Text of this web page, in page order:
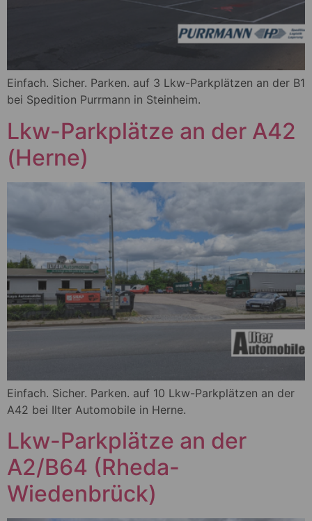
Einfach. Sicher. Parken. auf 3 Lkw-Parkplätzen an der B1
bei Spedition Purrmann in Steinheim.
Lkw-Parkplätze an der A42
(Herne)
Einfach. Sicher. Parken. auf 10 Lkw-Parkplätzen an der
A42 bei Ilter Automobile in Herne.
Lkw-Parkplätze an der
A2/B64 (Rheda-
Wiedenbrück)